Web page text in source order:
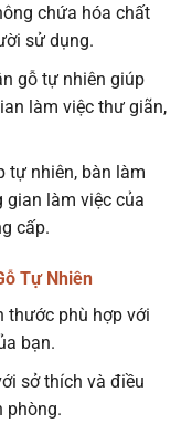
chứa hóa chất
sử dụng.
gỗ tự nhiên giúp
làm việc thư giãn,
tự nhiên, bàn làm
gian làm việc của
cấp.
Tự Nhiên
thước phù hợp với
bạn.
sở thích và điều
phòng.